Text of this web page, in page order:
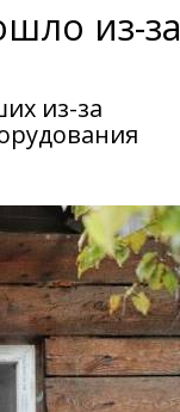
из-за
из-за